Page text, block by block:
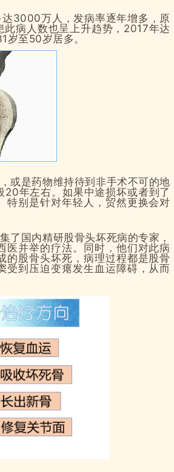
3000万人，发病率逐年增多，原
病人数也呈上升趋势，2017年达
至50岁居多。
或是药物维持待到非手术不可的地
20年左右。如果中途损坏或者到了
特别是针对年轻人，贸然更换会对
了国内精研股骨头坏死病的专家，
医并举的疗法。同时，他们对此病
的股骨头坏死，病理过程都是股骨
受到压迫变瘪发生血运障碍，从而